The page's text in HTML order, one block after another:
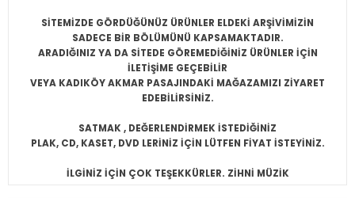
SİTEMİZDE GÖRDÜĞÜNÜZ ÜRÜNLER ELDEKİ ARŞİVİMİZİN
SADECE BİR BÖLÜMÜNÜ KAPSAMAKTADIR.
ARADIĞINIZ YA DA SİTEDE GÖREMEDİĞİNİZ ÜRÜNLER İÇİN
İLETİŞİME GEÇEBİLİR
VEYA KADIKÖY AKMAR PASAJINDAKİ MAĞAZAMIZI ZİYARET
EDEBİLİRSİNİZ.
SATMAK , DEĞERLENDİRMEK İSTEDİĞİNİZ
PLAK, CD, KASET, DVD LERİNİZ İÇİN LÜTFEN FİYAT İSTEYİNİZ.
İLGİNİZ İÇİN ÇOK TEŞEKKÜRLER. ZİHNİ MÜZİK